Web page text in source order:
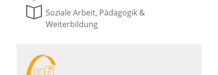
Soziale Arbeit, Pädagogik &
Weiterbildung